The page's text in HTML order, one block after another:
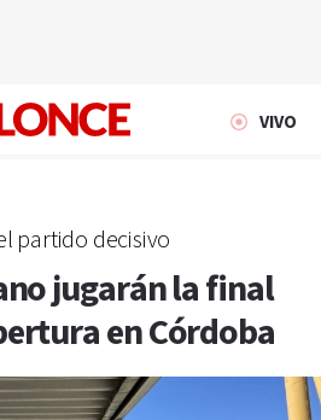
VIVO
partido decisivo
jugarán la final
en Córdoba